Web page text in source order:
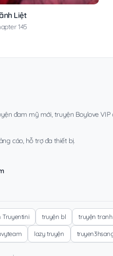
Liệt
145
đam mỹ mới, truyện Boylove VIP
cáo, hỗ trợ đa thiết bị.
Truyentini truyện bl truyện
lazy truyện